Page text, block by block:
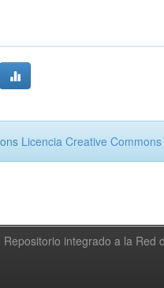
Licencia Creative Commons
Repositorio integrado a la Red